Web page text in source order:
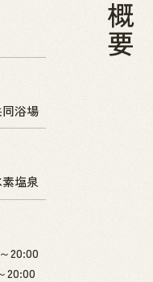
概要
浴場
塩泉
20:00
20:00